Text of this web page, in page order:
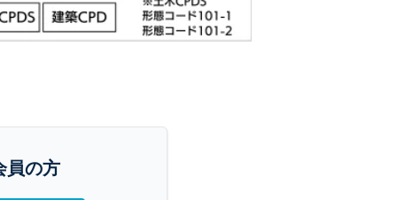
員の方